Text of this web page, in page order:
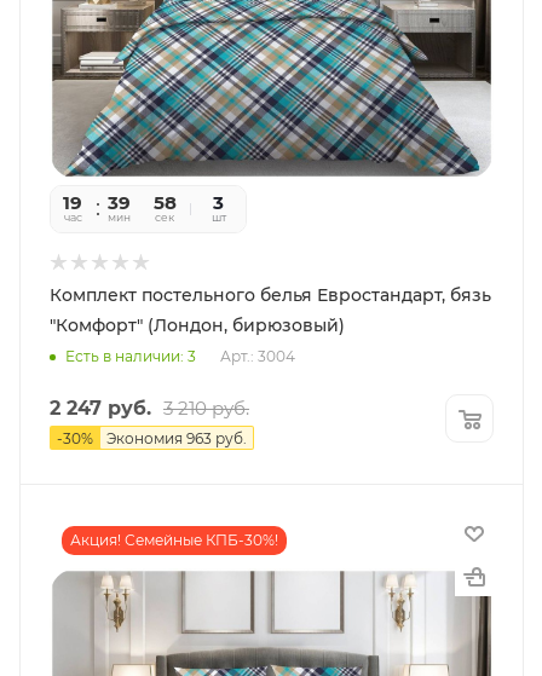
19
час
39
мин
56
сек
3
шт
Комплект постельного белья Евростандарт, бязь
"Комфорт" (Лондон, бирюзовый)
Есть в наличии: 3 Арт.: 3004
2 247 руб. 3 210руб.
-30% Экономия 963 руб.
Акция! Семейные КПБ-30%!